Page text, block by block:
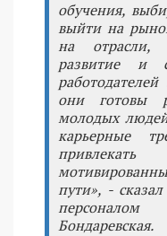
обучения,
выйти на
на отрасли,
развитие и
они готовы
молодых
карьерные
пути», -
Бондаревская.